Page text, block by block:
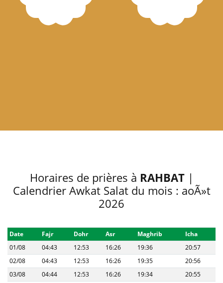
Horaires de prières à RAHBAT|
Calendrier Awkat Salat du mois : aoÃ»t
2026
Date Fajr Dohr Asr Maghrib
Icha
01/08
04:43 12:53 16:26 19:36
20:57
02/08
04:43 12:53 16:26 19:35
20:56
03/08
04:44 12:53 16:26 19:34
20:55